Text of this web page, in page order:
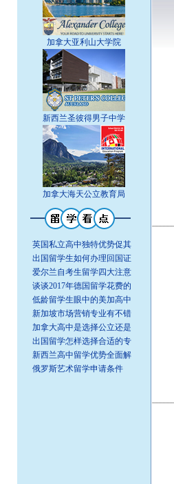
加拿大亚利山大学院
新西兰圣彼得男子中学
加拿大海天公立教育局
英国私立高中独特优势促其
出国留学生如何办理回国证
爱尔兰自考生留学四大注意
谈谈2017年德国留学花费的
低龄留学生眼中的美加高中
新加坡市场营销专业有不错
加拿大高中是选择公立还是
出国留学怎样选择合适的专
新西兰高中留学优势全面解
俄罗斯艺术留学申请条件
美国门罗大学